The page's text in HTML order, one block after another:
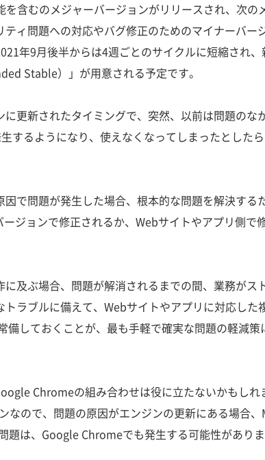
含むのメジャーバージョンがリリースされ、次の
ィ問題への対応やバグ修正のためのマイナーバー
年9月後半からは4週ごとのサイクルに短縮され、
Stable）」が用意される予定です。
更新されたタイミングで、突然、以前は問題のな
するようになり、使えなくなってしまったとした
で問題が発生した場合、根本的な問題を解決する
ジョンで修正されるか、Webサイトやアプリ側で
及ぶ場合、問題が解消されるまでの間、業務がス
ラブルに備えて、Webサイトやアプリに対応した
備しておくことが、最も手軽で確実な問題の軽減策
Chromeの組み合わせは役に立たないかもしれ
なので、問題の原因がエンジンの更新にある場合
題は、Google Chromeでも発生する可能性がありま